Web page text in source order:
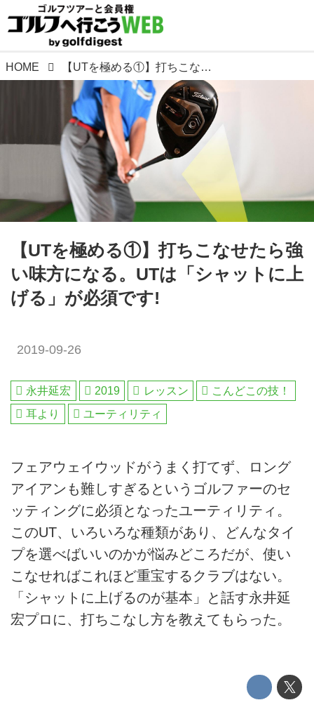
HOME 【UTを極める①】打ちこなせたら強い味方になる。UTは「シャットに上げる」が必須です!
【UTを極める①】打ちこなせたら強
い味方になる。UTは「シャットに上
げる」が必須です!
2019-09-26
永井延宏 2019 レッスン
こんどこの技！
耳より
ユーティリティ
フェアウェイウッドがうまく打てず、ロング
アイアンも難しすぎるというゴルファーのセ
ッティングに必須となったユーティリティ。
このUT、いろいろな種類があり、どんなタイ
プを選べばいいのかが悩みどころだが、使い
こなせればこれほど重宝するクラブはない。
「シャットに上げるのが基本」と話す永井延
宏プロに、打ちこなし方を教えてもらった。